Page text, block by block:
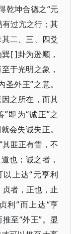
乾坤合德之“元
过亢之行；其
二、三、四爻
[ ]卦为逊顺，
于光明之象，
外王”之意。
之所在，而其
即为“诚正”之
会失诚失正。
匪正有眚，不
也；诚之者，
以上达“元亨利
者，正也，止
利”而上达“亨
至“外王”。显